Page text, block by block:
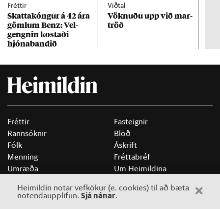
Fréttir
Skattakóng­ur á 42 ára
göml­um Benz: Vel­
gengn­in kostaði
hjóna­band­ið
Viðtal
Vökn­uðu upp við mar­
tröð
Fréttir
Rannsóknir
Fólk
Menning
Umræða
Lífið
Fasteignir
Blöð
Áskrift
Fréttabréf
Um Heimildina
Auglýsingar
Heimildin notar vefkökur (e. cookies) til að bæta
notendaupplifun. Sjá nánar.